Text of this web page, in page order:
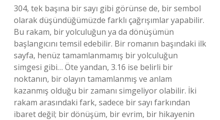
304, tek başına bir sayı gibi görünse de, bir sembol
olarak düşündüğümüzde farklı çağrışımlar yapabilir.
Bu rakam, bir yolculuğun ya da dönüşümün
başlangıcını temsil edebilir. Bir romanın başındaki ilk
sayfa, henüz tamamlanmamış bir yolculuğun
simgesi gibi… Öte yandan, 3.16 ise belirli bir
noktanın, bir olayın tamamlanmış ve anlam
kazanmış olduğu bir zamanı simgeliyor olabilir. İki
rakam arasındaki fark, sadece bir sayı farkından
ibaret değil; bir dönüşüm, bir evrim, bir hikayenin